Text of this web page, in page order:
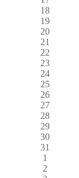
18
19
20
21
22
23
24
25
26
27
28
29
30
31
1
2